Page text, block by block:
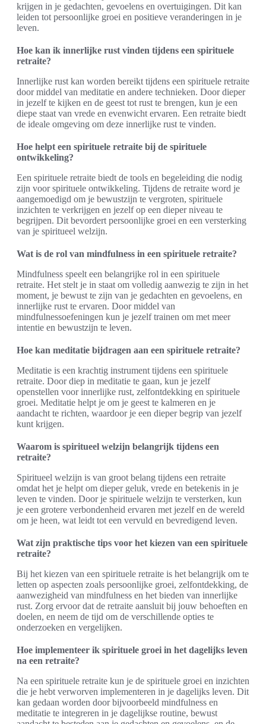
krijgen in je gedachten, gevoelens en overtuigingen. Dit kan
leiden tot persoonlijke groei en positieve veranderingen in je
leven.
Hoe kan ik innerlijke rust vinden tijdens een spirituele
retraite?
Innerlijke rust kan worden bereikt tijdens een spirituele retraite
door middel van meditatie en andere technieken. Door dieper
in jezelf te kijken en de geest tot rust te brengen, kun je een
diepe staat van vrede en evenwicht ervaren. Een retraite biedt
de ideale omgeving om deze innerlijke rust te vinden.
Hoe helpt een spirituele retraite bij de spirituele
ontwikkeling?
Een spirituele retraite biedt de tools en begeleiding die nodig
zijn voor spirituele ontwikkeling. Tijdens de retraite word je
aangemoedigd om je bewustzijn te vergroten, spirituele
inzichten te verkrijgen en jezelf op een dieper niveau te
begrijpen. Dit bevordert persoonlijke groei en een versterking
van je spiritueel welzijn.
Wat is de rol van mindfulness in een spirituele retraite?
Mindfulness speelt een belangrijke rol in een spirituele
retraite. Het stelt je in staat om volledig aanwezig te zijn in het
moment, je bewust te zijn van je gedachten en gevoelens, en
innerlijke rust te ervaren. Door middel van
mindfulnessoefeningen kun je jezelf trainen om met meer
intentie en bewustzijn te leven.
Hoe kan meditatie bijdragen aan een spirituele retraite?
Meditatie is een krachtig instrument tijdens een spirituele
retraite. Door diep in meditatie te gaan, kun je jezelf
openstellen voor innerlijke rust, zelfontdekking en spirituele
groei. Meditatie helpt je om je geest te kalmeren en je
aandacht te richten, waardoor je een dieper begrip van jezelf
kunt krijgen.
Waarom is spiritueel welzijn belangrijk tijdens een
retraite?
Spiritueel welzijn is van groot belang tijdens een retraite
omdat het je helpt om dieper geluk, vrede en betekenis in je
leven te vinden. Door je spirituele welzijn te versterken, kun
je een grotere verbondenheid ervaren met jezelf en de wereld
om je heen, wat leidt tot een vervuld en bevredigend leven.
Wat zijn praktische tips voor het kiezen van een spirituele
retraite?
Bij het kiezen van een spirituele retraite is het belangrijk om te
letten op aspecten zoals persoonlijke groei, zelfontdekking, de
aanwezigheid van mindfulness en het bieden van innerlijke
rust. Zorg ervoor dat de retraite aansluit bij jouw behoeften en
doelen, en neem de tijd om de verschillende opties te
onderzoeken en vergelijken.
Hoe implementeer ik spirituele groei in het dagelijks leven
na een retraite?
Na een spirituele retraite kun je de spirituele groei en inzichten
die je hebt verworven implementeren in je dagelijks leven. Dit
kan gedaan worden door bijvoorbeeld mindfulness en
meditatie te integreren in je dagelijkse routine, bewust